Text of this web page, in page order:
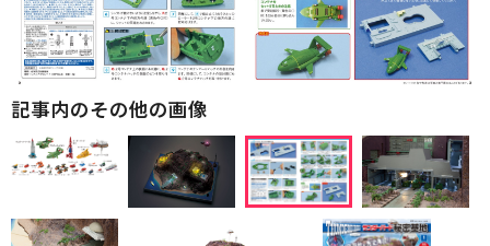
記事内のその他の画像